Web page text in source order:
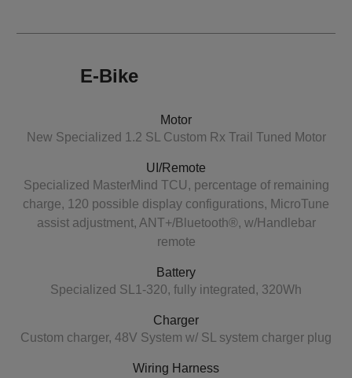
E-Bike
Motor
New Specialized 1.2 SL Custom Rx Trail Tuned Motor
UI/Remote
Specialized MasterMind TCU, percentage of remaining
charge, 120 possible display configurations, MicroTune
assist adjustment, ANT+/Bluetooth®, w/Handlebar
remote
Battery
Specialized SL1-320, fully integrated, 320Wh
Charger
Custom charger, 48V System w/ SL system charger plug
Wiring Harness